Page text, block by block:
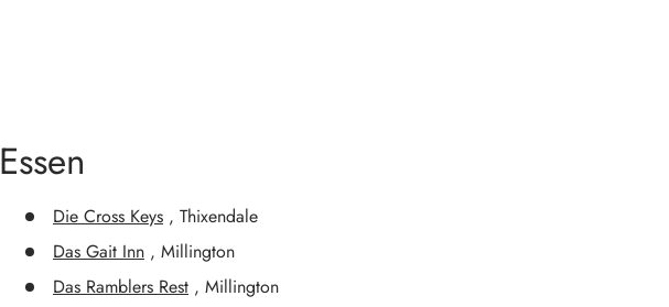
Essen
Die Cross Keys , Thixendale
Das Gait Inn , Millington
Das Ramblers Rest , Millington